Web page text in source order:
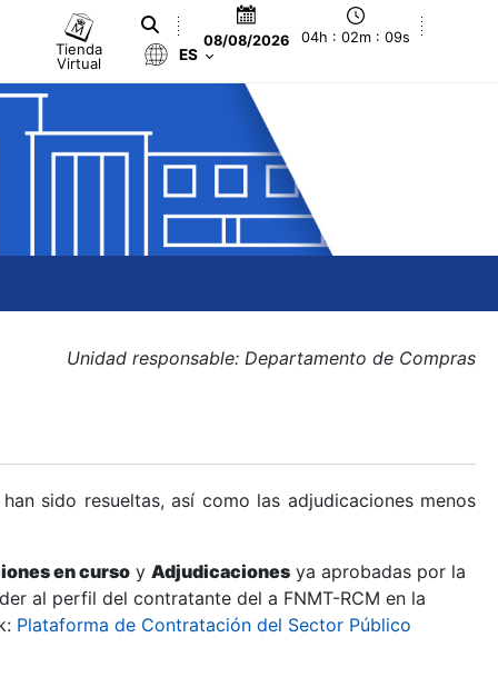
Tienda
Virtual
08/08/2026 04h : 02m : 09s
ES
Unidad responsable: Departamento de Compras
sido resueltas, así como las adjudicaciones menos
en curso y Adjudicaciones ya aprobadas por la
al perfil del contratante del a FNMT-RCM en la
Plataforma de Contratación del Sector Público